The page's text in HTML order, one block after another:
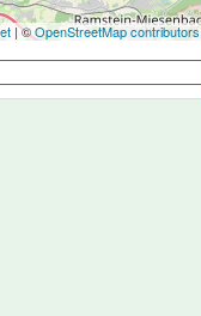
| ©OpenStreetMap contributors